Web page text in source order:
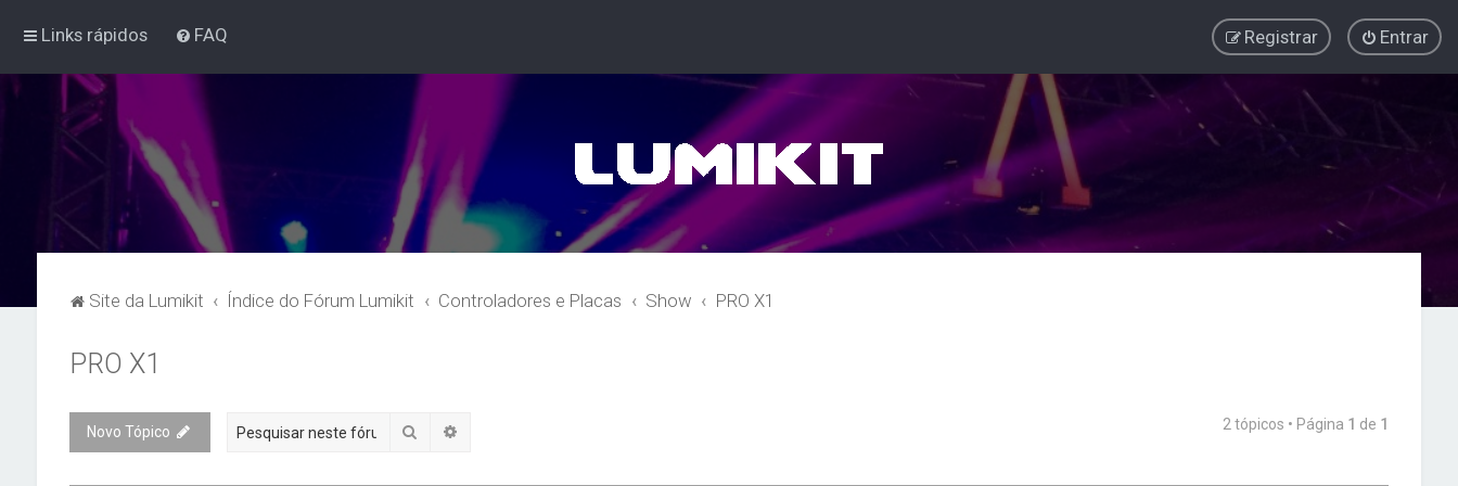
Links rápidos FAQ Entrar
Registrar
Site da Lumikit Índice do Fórum Lumikit Controladores e Placas Show PRO X1
PRO X1
Novo Tópico Pesquisar 2 tópicos • Página 1 de 1